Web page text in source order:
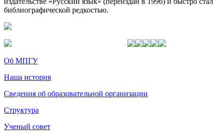
библиографической редкостью.
Об МПГУ
Наша история
Сведения об образовательной организации
Структура
Ученый совет